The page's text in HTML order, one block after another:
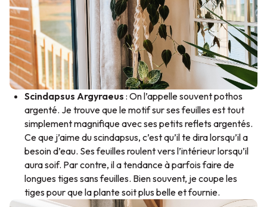
Scindapsus Argyraeus : On l’appelle souventpothos
argenté. Je trouve que le motif sur ses feuilles est tout
simplement magnifique avec ses petits reflets argentés.
Ce que j’aime du scindapsus, c’est qu’il te dira lorsqu’il a
besoin d’eau. Ses feuilles roulent vers l’intérieur lorsqu’il
aura soif. Par contre, il a tendance à parfois faire de
longues tiges sans feuilles. Bien souvent, je coupe les
tiges pour que la plante soit plus belle et fournie.